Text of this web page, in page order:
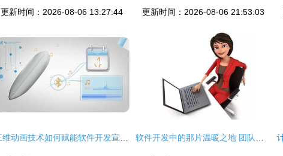
更新时间：2026-08-06 13:27:44 更新时间：2026-08-06 21:53:03